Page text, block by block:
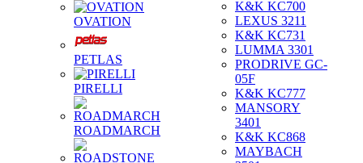
OVATION
PETLAS
PIRELLI
ROADMARCH
K&K KC700
LEXUS 3211
K&K KC731
LUMMA 3301
PRODRIVE GC-
05F
K&K KC777
MANSORY
3401
K&K KC868
MAYBACH